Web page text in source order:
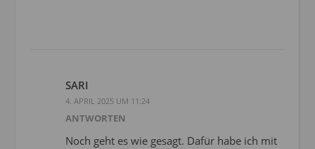
SARI
4. APRIL 2025 UM 11:24
ANTWORTEN
Noch geht es wie gesagt. Dafür habe ich mit